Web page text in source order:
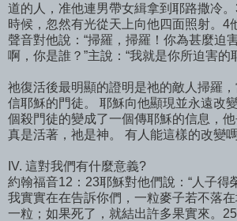
道的人，准他連男帶女緝拿到耶路撒冷
時候，忽然有光從天上向他四面照射。4
聲音對他說：“掃羅，掃羅！你為甚麼迫
啊，你是誰？”主說：“我就是你所迫害的
祂復活後最明顯的證明是祂的敵人掃羅
信耶穌的門徒。 耶穌向他顯現並永遠改
個殺門徒的變成了一個傳耶穌的信息，
真是活著，祂是神。 有人能這樣的改變
IV. 這對我們有什麼意義?
約翰福音12：23耶穌對他們說：“人子得
我實實在在告訴你們，一粒麥子若不落
一粒；如果死了，就結出許多果實來。